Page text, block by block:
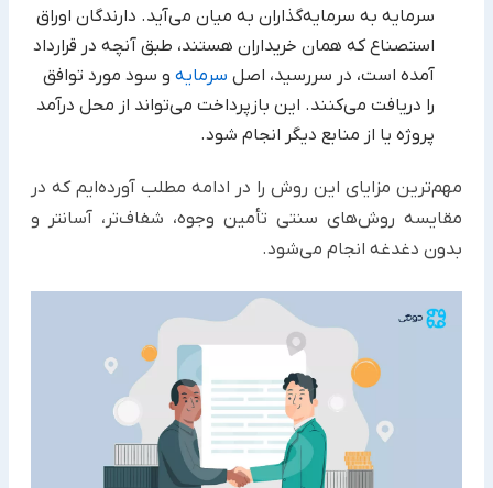
سرمایه به سرمایه‌گذاران به میان می‌آید. دارندگان اوراق
استصناع که ‏همان خریداران هستند، طبق آنچه در قرارداد
آمده است، در سررسید، اصل سرمایه و سود مورد توافق
را دریافت می‌کنند. این ‏بازپرداخت می‌تواند از محل درآمد
پروژه یا از منابع دیگر انجام شود.‏
مهم‌ترین مزایای این روش را در ادامه مطلب آورده‌ایم که در
مقایسه روش‌های سنتی تأمین وجوه، شفاف‌تر، آسانتر و
بدون ‏دغدغه انجام می‌شود.‏